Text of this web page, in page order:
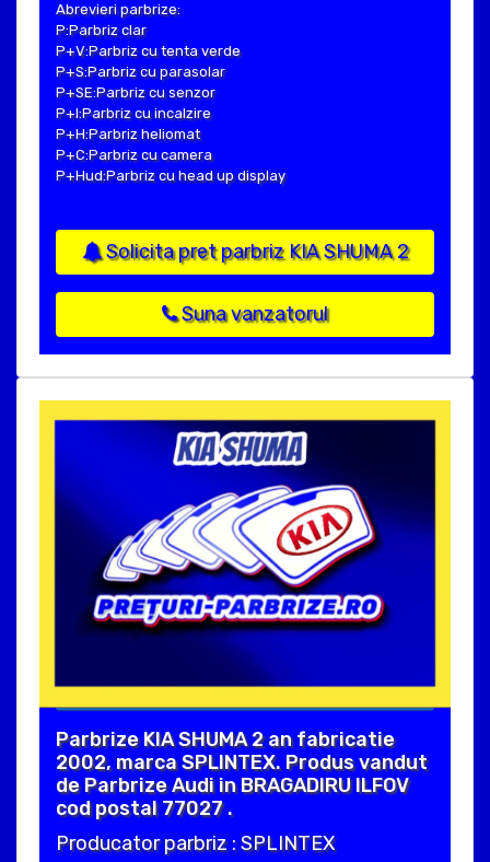
Abrevieri parbrize:
P:Parbriz clar
P+V:Parbriz cu tenta verde
P+S:Parbriz cu parasolar
P+SE:Parbriz cu senzor
P+I:Parbriz cu incalzire
P+H:Parbriz heliomat
P+C:Parbriz cu camera
P+Hud:Parbriz cu head up display
Solicita pret parbriz KIA SHUMA 2
Suna vanzatorul
Parbrize KIA SHUMA 2 an fabricatie
2002, marca SPLINTEX. Produs vandut
de Parbrize Audi in BRAGADIRU ILFOV
cod postal 77027 .
Producator parbriz : SPLINTEX